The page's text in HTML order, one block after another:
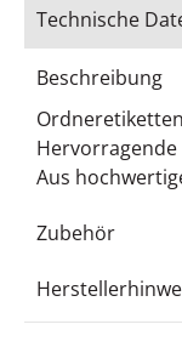
Technische
Beschreibung
Hervorragende
Aus
Zubehör